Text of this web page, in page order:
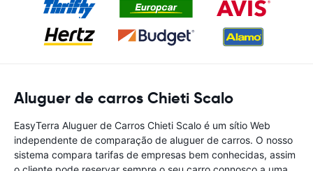
Aluguer de carros Chieti Scalo
EasyTerra Aluguer de Carros Chieti Scalo é um sítio Web
independente de comparação de aluguer de carros. O nosso
sistema compara tarifas de empresas bem conhecidas, assim